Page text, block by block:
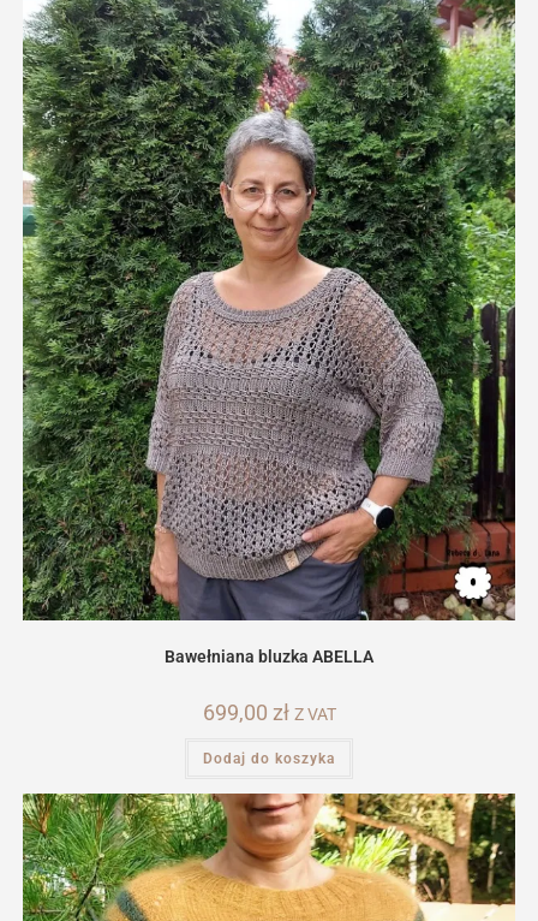
Bawełniana bluzka ABELLA
699,00 zł Z VAT
Dodaj do koszyka